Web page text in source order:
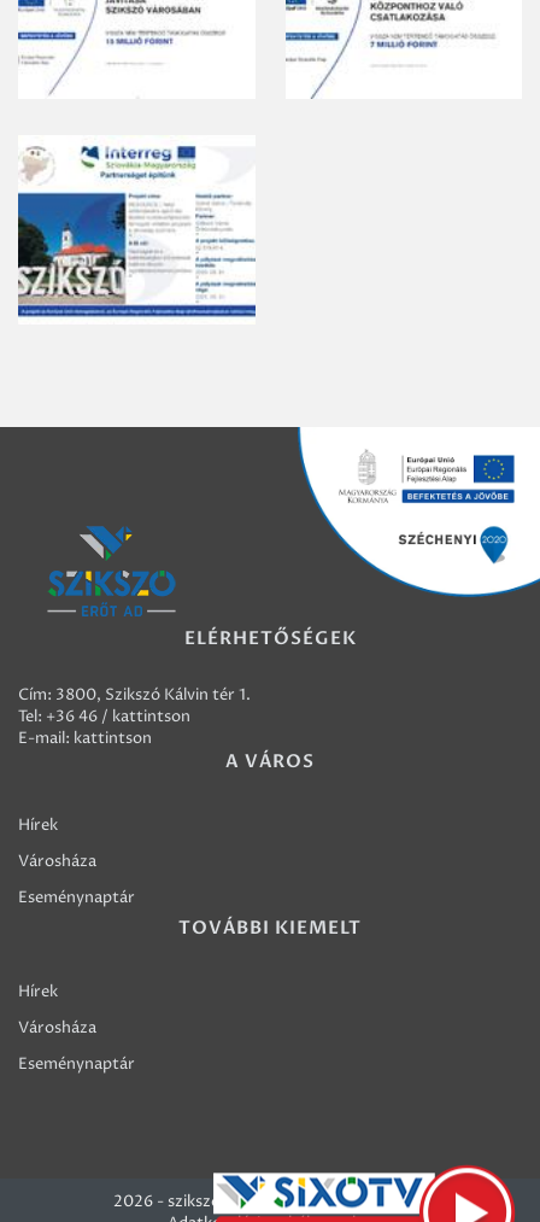
ELÉRHETŐSÉGEK
Cím: 3800, Szikszó Kálvin tér 1.
Tel: +36 46 / kattintson
E-mail: kattintson
A VÁROS
Hírek
Városháza
Eseménynaptár
TOVÁBBI KIEMELT
Hírek
Városháza
Eseménynaptár
2026 - szikszo.hu - Szikszó Város honlapja